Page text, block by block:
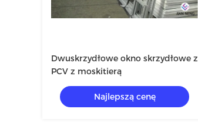
Dwuskrzydłowe okno skrzydłowe z
PCV z moskitierą
Najlepszą cenę